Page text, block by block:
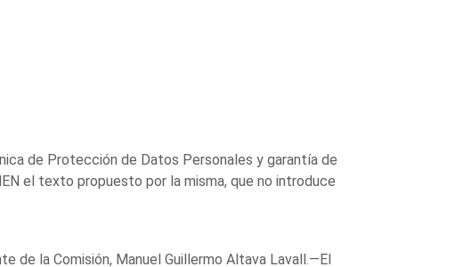
de Protección de Datos Personales y garantía de
el texto propuesto por la misma, que no introduce
de la Comisión, Manuel Guillermo Altava Lavall.—El